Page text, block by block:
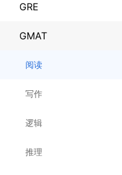
GRE
GMAT
阅读
写作
逻辑
推理